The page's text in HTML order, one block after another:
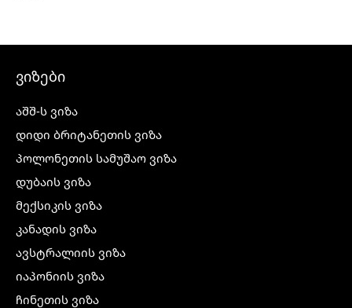
ვიზები
აშშ-ს ვიზა
დიდი ბრიტანეთის ვიზა
პოლონეთის სამუშაო ვიზა
დუბაის ვიზა
მექსიკის ვიზა
კანადის ვიზა
ავსტრალიის ვიზა
იაპონიის ვიზა
ჩინეთის ვიზა